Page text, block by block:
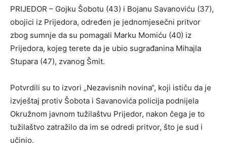
PRIJEDOR – Gojku Šobotu (43) i Bojanu Savanoviću (37),
obojici iz Prijedora, određen je jednomjesečni pritvor
zbog sumnje da su pomagali Marku Momiću (40) iz
Prijedora, kojeg terete da je ubio sugrađanina Mihajla
Stupara (47), zvanog Šmit.
Potvrdili su to izvori „Nezavisnih novina“, koji ističu da je
izvještaj protiv Šobota i Savanovića policija podnijela
Okružnom javnom tužilaštvu Prijedor, nakon čega je to
tužilaštvo zatražilo da im se odredi pritvor, što je sud i
učinio.